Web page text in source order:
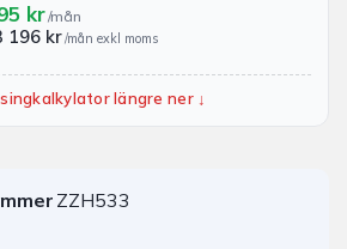
kr/mån
196 kr/mån exkl moms
längre ner ↓
ZZH533